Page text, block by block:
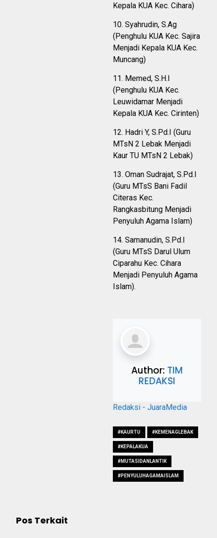
Kepala KUA Kec. Cihara)
10. Syahrudin, S.Ag
(Penghulu KUA Kec. Sajira
Menjadi Kepala KUA Kec.
Muncang)
11. Memed, S.H.I
(Penghulu KUA Kec.
Leuwidamar Menjadi
Kepala KUA Kec. Cirinten)
12. Hadri Y, S.Pd.I (Guru
MTsN 2 Lebak Menjadi
Kaur TU MTsN 2 Lebak)
13. Oman Sudrajat, S.Pd.I
(Guru MTsS Bani Fadil
Citeras Kec.
Rangkasbitung Menjadi
Penyuluh Agama Islam)
14. Samanudin, S.Pd.I
(Guru MTsS Darul Ulum
Ciparahu Kec. Cihara
Menjadi Penyuluh Agama
Islam).
Author: TIM
REDAKSI
Redaksi - JuaraMedia
#KAURTU #KEMENAGLEBAK
#KEPALAKUA
#MUTASIDANLANTIK
#PENYULUHAGAMAISLAM
Pos Terkait